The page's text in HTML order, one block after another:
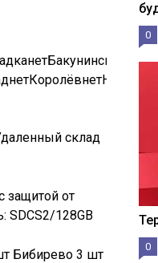
нетБакунинская нет
нетКоролёвнет
склад
защитой от
SDCS2/128GB
Бибирево 3 шт
0
0